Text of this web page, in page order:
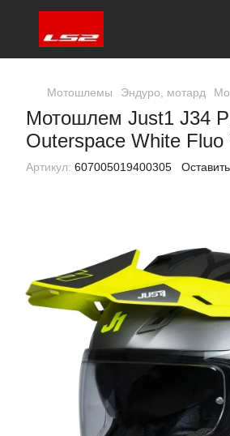
Мотошлемы Эндуро, мотард
Мотошлем Just1 J34
Outerspace White Fluo
Артикул: 607005019400305